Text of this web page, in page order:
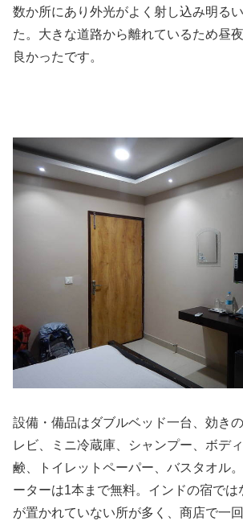
数か所にあり外光がよく射し込み明る
た。大きな道路から離れているため昼
良かったです。
設備・備品はダブルベッド一台、効き
レビ、ミニ冷蔵庫、シャンプー、ボデ
鹸、トイレットペーパー、バスタオル
ーターは1本まで無料。インドの宿では
が置かれていない所が多く、商店で一